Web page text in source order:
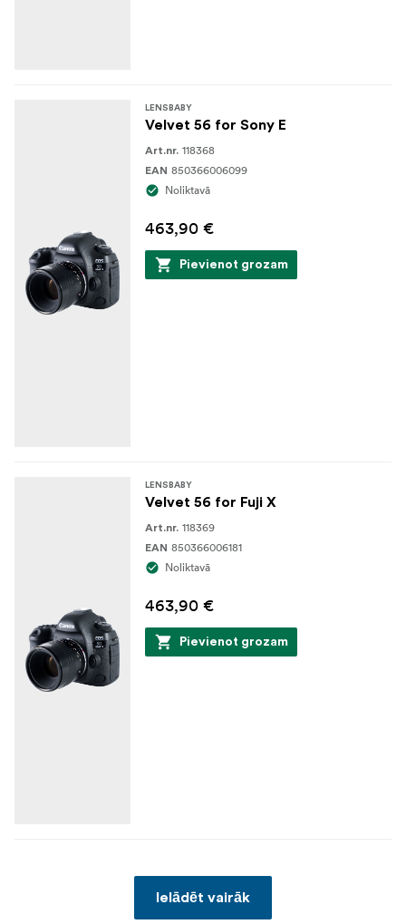
LENSBABY
Velvet 56 for Sony E
Art.nr. 118368
EAN 850366006099
Noliktavā
463,90 €
Pievienot grozam
LENSBABY
Velvet 56 for Fuji X
Art.nr. 118369
EAN 850366006181
Noliktavā
463,90 €
Pievienot grozam
Ielādēt vairāk